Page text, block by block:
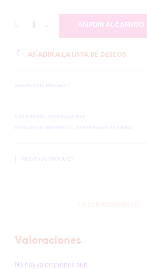
AÑADIR AL CARRITO
AÑADIR A LA LISTA DE DESEOS
Valoraciones
No hay valoraciones aún.